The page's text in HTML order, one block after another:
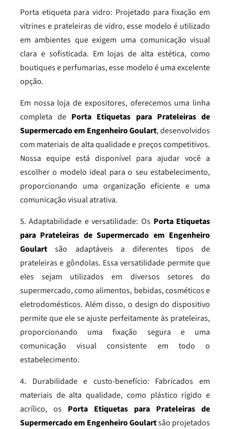
Porta etiqueta para vidro: Projetado para fixação em
vitrines e prateleiras de vidro, esse modelo é utilizado
em ambientes que exigem uma comunicação visual
clara e sofisticada. Em lojas de alta estética, como
boutiques e perfumarias, esse modelo é uma excelente
opção.
Em nossa loja de expositores, oferecemos uma linha
completa de Porta Etiquetas para Prateleiras de
Supermercado em Engenheiro Goulart, desenvolvidos
com materiais de alta qualidade e preços competitivos.
Nossa equipe está disponível para ajudar você a
escolher o modelo ideal para o seu estabelecimento,
proporcionando uma organização eficiente e uma
comunicação visual atrativa.
5. Adaptabilidade e versatilidade: Os Porta Etiquetas
para Prateleiras de Supermercado em Engenheiro
Goulartsão adaptáveis a diferentes tipos de
prateleiras e gôndolas. Essa versatilidade permite que
eles sejam utilizados em diversos setores do
supermercado, como alimentos, bebidas, cosméticos e
eletrodomésticos. Além disso, o design do dispositivo
permite que ele se ajuste perfeitamente às prateleiras,
proporcionando uma fixação segura e uma
comunicação visual consistente em todo o
estabelecimento.
4. Durabilidade e custo-benefício: Fabricados em
materiais de alta qualidade, como plástico rígido e
acrílico, os Porta Etiquetas para Prateleiras de
Supermercado em Engenheiro Goulartsão projetados